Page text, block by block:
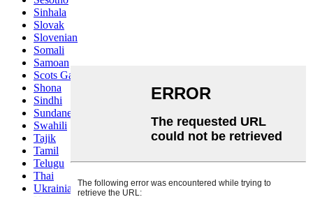
Sinhala
Slovak
Slovenian
Somali
Samoan
Scots Gaelic
Shona
Sindhi
Sundanese
Swahili
Tajik
Tamil
Telugu
Thai
Ukrainian